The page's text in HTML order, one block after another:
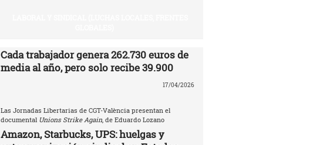
Cada trabajador genera 262.730 euros de
media al año, pero solo recibe 39.900
17/04/2026
Las Jornadas Libertarias de CGT-València presentan el
documental Unions Strike Again, de Eduardo Lozano
Amazon, Starbucks, UPS: huelgas y